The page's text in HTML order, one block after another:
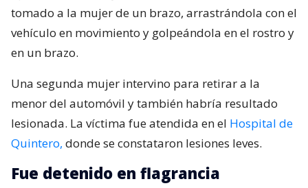
tomado a la mujer de un brazo, arrastrándola con el
vehículo en movimiento y golpeándola en el rostro y
en un brazo.
Una segunda mujer intervino para retirar a la
menor del automóvil y también habría resultado
lesionada. La víctima fue atendida en el Hospital de
Quintero, donde se constataron lesiones leves.
Fue detenido en flagrancia